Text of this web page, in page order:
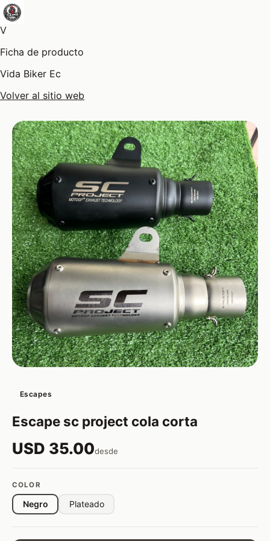
V
Ficha de producto
Vida Biker Ec
Volver al sitio web
Escapes
Escape sc project cola corta
USD 35.00desde
COLOR
Negro Plateado